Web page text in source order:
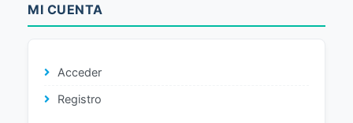
MI CUENTA
Acceder
Registro